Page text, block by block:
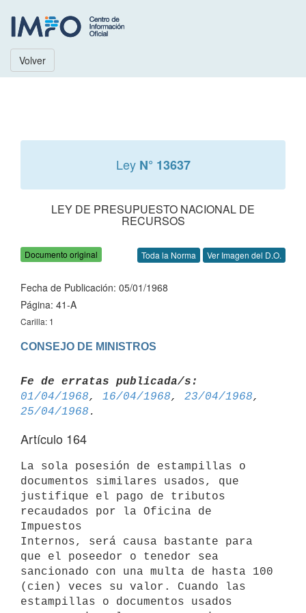
Volver
Ley N° 13637
LEY DE PRESUPUESTO NACIONAL DE
RECURSOS
Documento original Toda la Norma Ver Imagen del D.O.
Fecha de Publicación: 05/01/1968
Página: 41-A
Carilla: 1
CONSEJO DE MINISTROS
Fe de erratas publicada/s:
01/04/1968, 16/04/1968, 23/04/1968
25/04/1968
Artículo 164
La sola posesión de estampillas o
documentos similares usados, que
justifique el pago de tributos
recaudados por la Oficina de
Impuestos
Internos, será causa bastante para
que el poseedor o tenedor sea
sancionado con una multa de hasta 100
(cien) veces su valor. Cuando las
estampillas o documentos usados